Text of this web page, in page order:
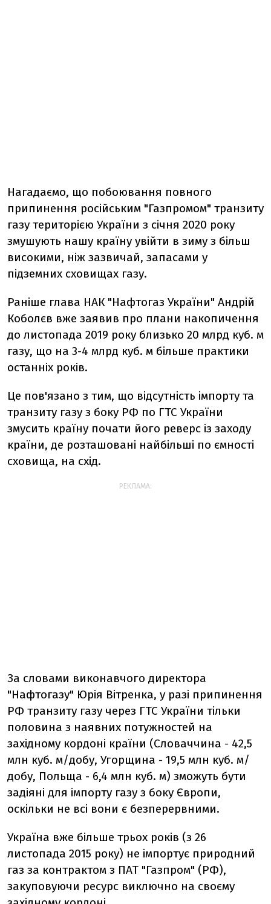
Нагадаємо, що побоювання повного
припинення російським "Газпромом" транзиту
газу територією України з січня 2020 року
змушують нашу країну увійти в зиму з більш
високими, ніж зазвичай, запасами у
підземних сховищах газу.
Раніше глава НАК "Нафтогаз України" Андрій
Коболєв вже заявив про плани накопичення
до листопада 2019 року близько 20 млрд куб. м
газу, що на 3-4 млрд куб. м більше практики
останніх років.
Це пов'язано з тим, що відсутність імпорту та
транзиту газу з боку РФ по ГТС України
змусить країну почати його реверс із заходу
країни, де розташовані найбільші по ємності
сховища, на схід.
РЕКЛАМА:
За словами виконавчого директора
"Нафтогазу" Юрія Вітренка, у разі припинення
РФ транзиту газу через ГТС України тільки
половина з наявних потужностей на
західному кордоні країни (Словаччина - 42,5
млн куб. м/добу, Угорщина - 19,5 млн куб. м/
добу, Польща - 6,4 млн куб. м) зможуть бути
задіяні для імпорту газу з боку Європи,
оскільки не всі вони є безперервними.
Україна вже більше трьох років (з 26
листопада 2015 року) не імпортує природний
газ за контрактом з ПАТ "Газпром" (РФ),
закуповуючи ресурс виключно на своєму